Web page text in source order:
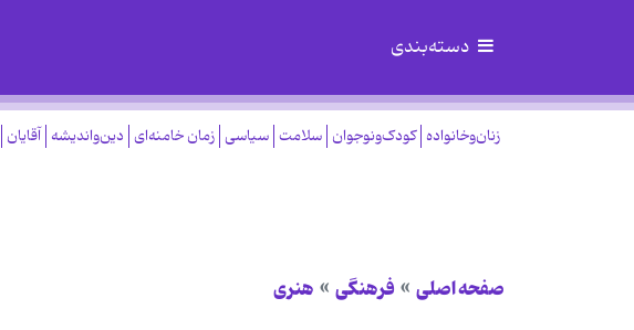
دسته‌بندی
زنان‌وخانواده کودک‌ونوجوان سلامت سیاسی زمان خامنه‌ای دین‌واندیشه آقایان
صفحه اصلی فرهنگی هنری